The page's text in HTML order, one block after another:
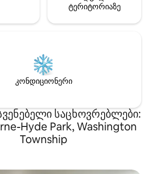
ტერიტორიაზე
კონდიციონერი
საცხოვრებლები:
Hyde Park, Washington
Township